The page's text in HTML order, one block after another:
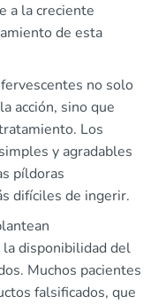
a la creciente
de esta
no solo
acción, sino que
Los
y agradables
píldoras
difíciles de ingerir.
la disponibilidad del
Muchos pacientes
falsificados, que